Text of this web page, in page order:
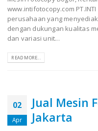
www.intifotocopy.com PT.INTI
perusahaan yang
dengan dukungan kualitas
dan variasi unit...
READ MORE...
02
Apr
Jual Mesin
Jakarta